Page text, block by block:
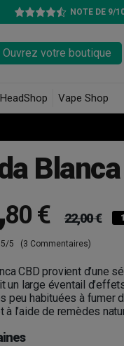
NOTE DE 9/
Ouvrez votre boutique
HeadShop Vape Shop
Blanca
,80 € 22,00 €
5/5 (3 Commentaires)
CBD provient d’une
un large éventail
peu habituées à fumer
à l’aide de remèdes